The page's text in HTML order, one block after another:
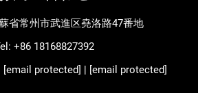
省常州市武進区堯洛路47番地
+86 18168827392
[email protected] [email protected]